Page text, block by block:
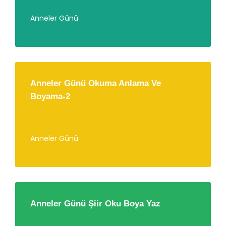
Anneler Günü
Anneler Günü Okuma Anlama Ve
Boyama-2
Anneler Günü
Anneler Günü Şiir Oku Boya Yaz